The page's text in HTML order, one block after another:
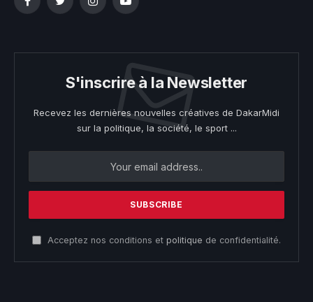
FacebookTwitterInstagramYouTube
S'inscrire à la Newsletter
Recevez les dernières nouvelles créatives de DakarMidi
sur la politique, la société, le sport ...
Acceptez nos conditions et politique de confidentialité.